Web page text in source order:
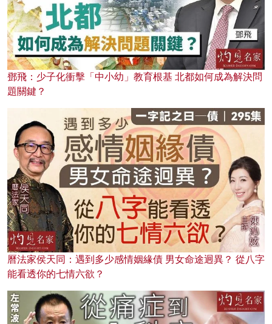
鄧飛：少子化衝擊「中小幼」教育根基 北都如何成為解決問
題關鍵？
曆法家侯天同：遇到多少感情姻緣債 男女命途迥異？ 從八字
能看透你的七情六欲？